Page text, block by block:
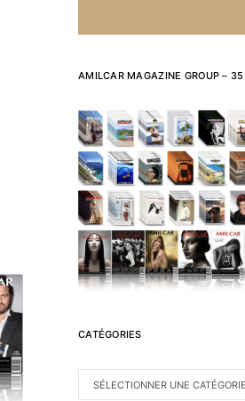
AMILCAR MAGAZINE GROUP –
CATÉGORIES